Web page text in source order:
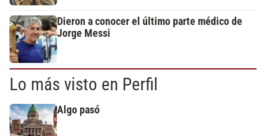
Dieron a conocer el último parte médico de
Jorge Messi
Lo más visto en Perfil
Algo pasó